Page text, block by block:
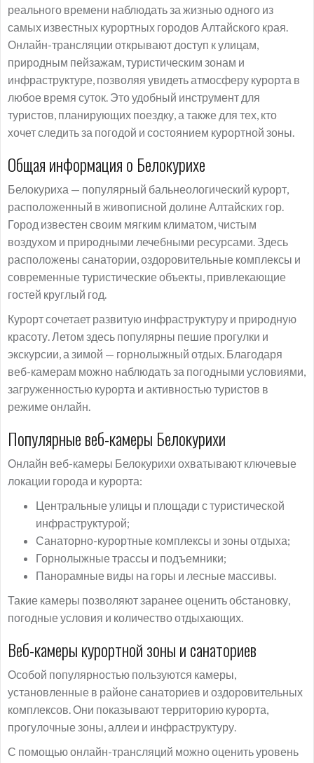
реального времени наблюдать за жизнью одного из
самых известных курортных городов Алтайского края.
Онлайн-трансляции открывают доступ к улицам,
природным пейзажам, туристическим зонам и
инфраструктуре, позволяя увидеть атмосферу курорта в
любое время суток. Это удобный инструмент для
туристов, планирующих поездку, а также для тех, кто
хочет следить за погодой и состоянием курортной зоны.
Общая информация о Белокурихе
Белокуриха — популярный бальнеологический курорт,
расположенный в живописной долине Алтайских гор.
Город известен своим мягким климатом, чистым
воздухом и природными лечебными ресурсами. Здесь
расположены санатории, оздоровительные комплексы и
современные туристические объекты, привлекающие
гостей круглый год.
Курорт сочетает развитую инфраструктуру и природную
красоту. Летом здесь популярны пешие прогулки и
экскурсии, а зимой — горнолыжный отдых. Благодаря
веб-камерам можно наблюдать за погодными условиями,
загруженностью курорта и активностью туристов в
режиме онлайн.
Популярные веб-камеры Белокурихи
Онлайн веб-камеры Белокурихи охватывают ключевые
локации города и курорта:
Центральные улицы и площади с туристической
инфраструктурой;
Санаторно-курортные комплексы и зоны отдыха;
Горнолыжные трассы и подъемники;
Панорамные виды на горы и лесные массивы.
Такие камеры позволяют заранее оценить обстановку,
погодные условия и количество отдыхающих.
Веб-камеры курортной зоны и санаториев
Особой популярностью пользуются камеры,
установленные в районе санаториев и оздоровительных
комплексов. Они показывают территорию курорта,
прогулочные зоны, аллеи и инфраструктуру.
С помощью онлайн-трансляций можно оценить уровень